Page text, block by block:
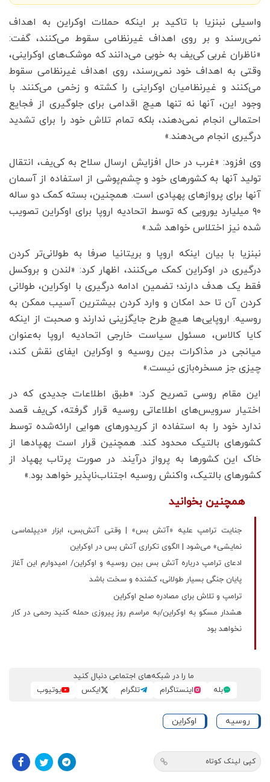
واسیلی نبنزیا با تاکید بر اینکه حملات اوکراین به اهداف
نمی‌رسند و بر روی اهداف غیرنظامی سقوط می‌کنند، گفت:
«ناظران غربی کی‌یف به خوبی می‌دانند که موشک‌های اوکراینی،
وقتی به اهداف خود نمی‌رسند، روی اهداف غیرنظامی سقوط
می‌کنند و غیرنظامیان اوکراینی را کشته و زخمی می‌کنند. با
وجود این، آنها نه تنها هیچ اقدامی برای جلوگیری از فجایع
احتمالی انجام نمی‌دهند، بلکه تمام تلاش خود را برای تشدید
درگیری انجام می‌دهند.»
وی افزود: «غرب در حال افزایش ارسال سلاح به کی‌یف، انتقال
تولید آنها به کشورهای خود و چشم‌پوشی از استفاده از آسمان
آنها برای پروازهای پهپادی است. همچنین، بسته کمک دو ساله
۹۰ میلیارد یورویی که توسط اتحادیه اروپا برای اوکراین تصویب
شده نیز اختلاس خواهد شد.»
نبنزیا با بیان اینکه اروپا و بریتانیا صرفا به طولانی‌تر کردن
درگیری در اوکراین کمک می‌کنند، اظهار کرد: «لندن و بروکسل
فقط یک هدف دارند؛ تضمین ادامه درگیری با اوکراین، طولانی
کردن آن تا حد امکان و وارد کردن بیشترین آسیب ممکن به
روسیه. اروپایی‌ها هیچ طرح جایگزینی ندارند و صحبت از اینکه
کایا کالاس، مسئول سیاست خارجی اتحادیه اروپا به‌عنوان
میانجی در مذاکرات بین روسیه و اوکراین ایفای نقش کند،
چیزی جز مسخره‌بازی نیست.»
این مقام روسی تصریح کرد: «طبق اطلاعات جدیدی که در
اختیار سرویس‌های اطلاعاتی روسیه قرار گرفته، کی‌یف قصد
ندارد خود را به استفاده از کریدورهای هوایی ارائه‌شده توسط
کشورهای بالتیک محدود کند. همچنین قرار است پهپادها از
خاک این کشورها به پرواز درآیند. در صورت پرتاب پهپاد از
کشورهای بالتیک، واکنش روسیه اجتناب‌ناپذیر خواهد بود.»
همچنین بخوانید
جنایت ترامپ علیه «آتش‌ بس» | وقتی آتش‌بس، ابزار «دیپلماسی
نمایشی» می‌شود | الگوی تکراری آتش بس در اوکراین
ادعای ترامپ درباره آتش بس بین روسیه و اوکراین/ امیدوارم این آغاز
پایان جنگی بسیار طولانی، کشنده و سخت باشد
ترامپ و تلاش برای مصادره صلح اوکراین
هشدار مسکو به اوکراین/به مراسم روز پیروزی حمله کنید رحمی در کار
نخواهد بود
ما را در شبکه‌های اجتماعی دنبال کنید
بله
اینستاگرام تلگرام ایکس یوتیوب
روسیه اوکراین
کپی لینک کوتاه